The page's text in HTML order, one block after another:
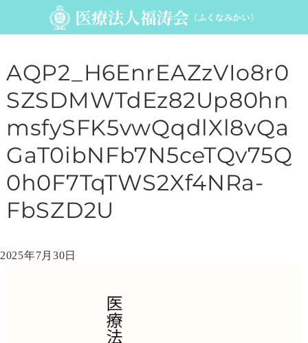
AQP2_H6EnrEAZzVIo8r0
SZSDMWTdEz82Up80hn
msfySFK5vwQqdlXl8vQa
GaT0ibNFb7N5ceTQv75Q
0h0F7TqTWS2Xf4NRa-
FbSZD2U
投
2025年7月30日